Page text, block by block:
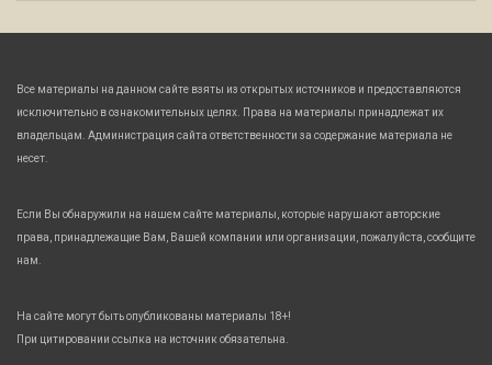
Все материалы на данном сайте взяты из открытых источников и предоставляются
исключительно в ознакомительных целях. Права на материалы принадлежат их
владельцам. Администрация сайта ответственности за содержание материала не
несет.
Если Вы обнаружили на нашем сайте материалы, которые нарушают авторские
права, принадлежащие Вам, Вашей компании или организации, пожалуйста, сообщите
нам.
На сайте могут быть опубликованы материалы 18+!
При цитировании ссылка на источник обязательна.